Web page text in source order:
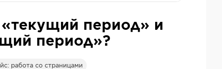
«текущий период» и
период»?
работа со страницами